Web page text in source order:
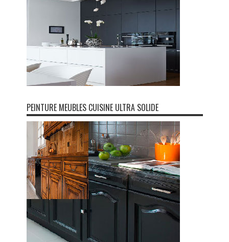
PEINTURE MEUBLES CUISINE ULTRA SOLIDE